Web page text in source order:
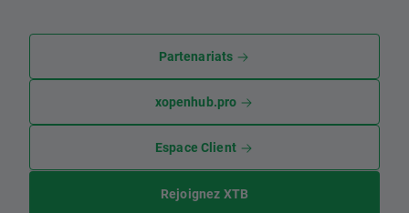
Partenariats
xopenhub.pro
Espace Client
Rejoignez XTB